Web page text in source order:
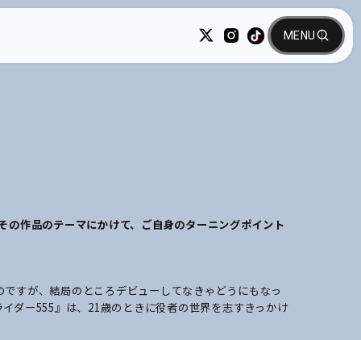
作品のテーマにかけて、ご自身のターニングポイント
すが、結局のところデビューしてなきゃどうにもなっ
ダー555』は、21歳のときに役者の世界を志すきっかけ